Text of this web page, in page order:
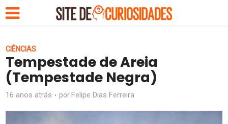
CIÊNCIAS
Tempestade de Areia
(Tempestade Negra)
16 anos atrás por Felipe Dias Ferreira